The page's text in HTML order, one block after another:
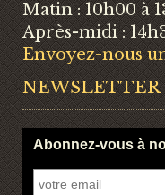
Matin : 10h00 à
Après-midi :
Envoyez-nous
NEWSLETTER
Abonnez-vous à